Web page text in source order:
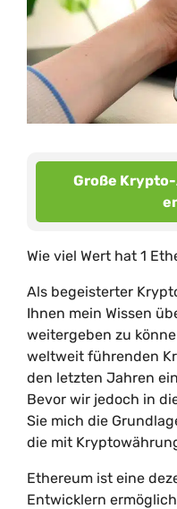
Große
Wie viel Wert hat 1
Als begeisterter
Ihnen mein Wissen
weitergeben zu
weltweit führenden
den letzten Jahren
Bevor wir jedoch in
Sie mich die
die mit
Ethereum ist eine
Entwicklern